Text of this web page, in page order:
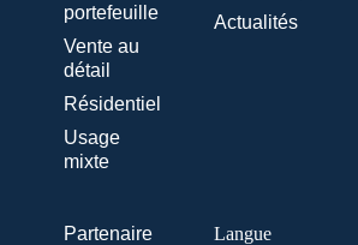
portefeuille
Vente au
détail
Résidentiel
Usage
mixte
Actualités
Partenaire
Langue